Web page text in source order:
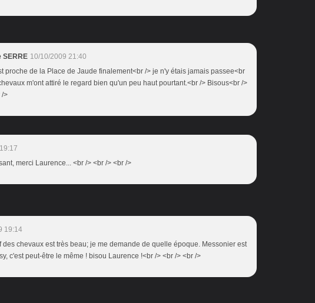
SERRE 10/10/2009 21:40
proche de la Place de Jaude finalement<br /> je n'y étais jamais passee<br
m'ont attiré le regard bien qu'un peu haut pourtant.<br /> Bisous<br />
/>
merci Laurence... <br /> <br /> <br />
19:14
des chevaux est très beau; je me demande de quelle époque. Messonier est
c'est peut-être le même ! bisou Laurence !<br /> <br /> <br />